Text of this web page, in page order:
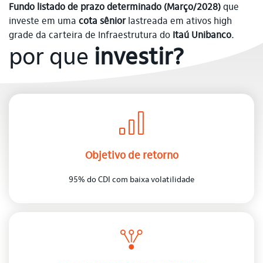
Fundo listado de prazo determinado (Março/2028) que
investe em uma cota sêniorlastreada em ativos high
grade da carteira de Infraestrutura do Itaú Unibanco.
por que investir?
Objetivo de retorno
95% do CDI com baixa volatilidade